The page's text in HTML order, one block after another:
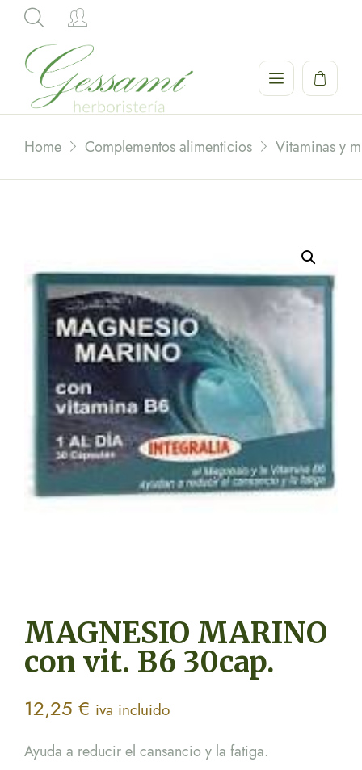
Hi,
Home Complementos alimenticios Vitaminas y
MAGNESIO MARINO
con vit. B6 30cap.
12,25 € iva incluido
Ayuda a reducir el cansancio y la fatiga.